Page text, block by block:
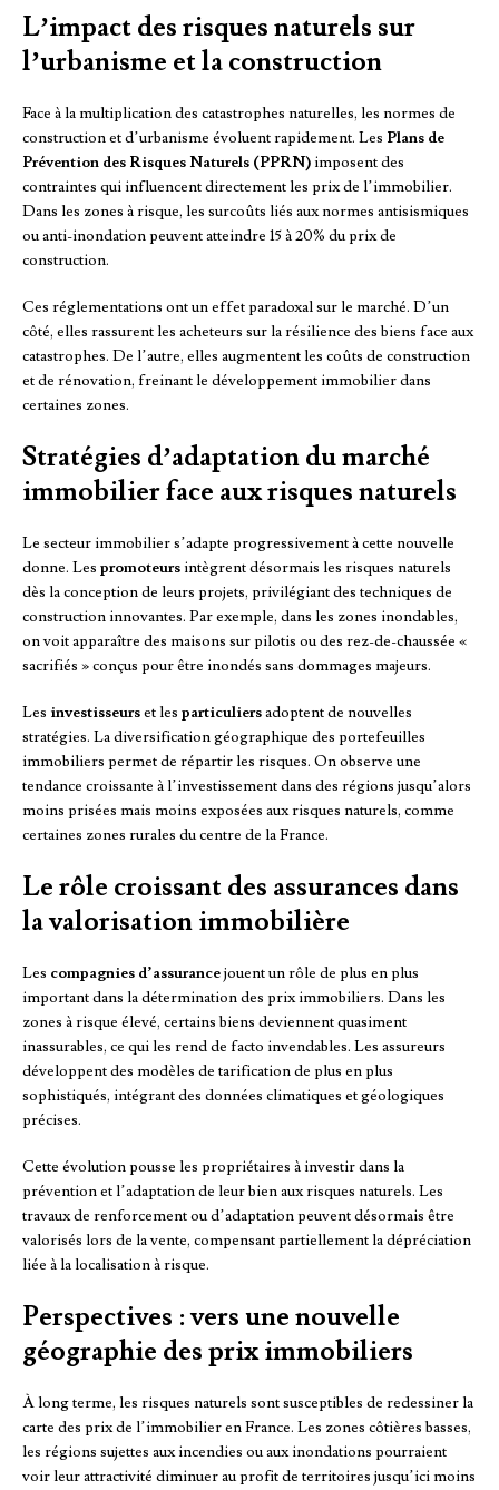
L’impact des risques naturels sur
l’urbanisme et la construction
Face à la multiplication des catastrophes naturelles, les normes de
construction et d’urbanisme évoluent rapidement. Les Plans de
Prévention des Risques Naturels (PPRN)imposent des
contraintes qui influencent directement les prix de l’immobilier.
Dans les zones à risque, les surcoûts liés aux normes antisismiques
ou anti-inondation peuvent atteindre 15 à 20% du prix de
construction.
Ces réglementations ont un effet paradoxal sur le marché. D’un
côté, elles rassurent les acheteurs sur la résilience des biens face aux
catastrophes. De l’autre, elles augmentent les coûts de construction
et de rénovation, freinant le développement immobilier dans
certaines zones.
Stratégies d’adaptation du marché
immobilier face aux risques naturels
Le secteur immobilier s’adapte progressivement à cette nouvelle
donne. Les promoteursintègrent désormais les risques naturels
dès la conception de leurs projets, privilégiant des techniques de
construction innovantes. Par exemple, dans les zones inondables,
on voit apparaître des maisons sur pilotis ou des rez-de-chaussée «
sacrifiés » conçus pour être inondés sans dommages majeurs.
Les investisseurset les particuliersadoptent de nouvelles
stratégies. La diversification géographique des portefeuilles
immobiliers permet de répartir les risques. On observe une
tendance croissante à l’investissement dans des régions jusqu’alors
moins prisées mais moins exposées aux risques naturels, comme
certaines zones rurales du centre de la France.
Le rôle croissant des assurances dans
la valorisation immobilière
Les compagnies d’assurancejouent un rôle de plus en plus
important dans la détermination des prix immobiliers. Dans les
zones à risque élevé, certains biens deviennent quasiment
inassurables, ce qui les rend de facto invendables. Les assureurs
développent des modèles de tarification de plus en plus
sophistiqués, intégrant des données climatiques et géologiques
précises.
Cette évolution pousse les propriétaires à investir dans la
prévention et l’adaptation de leur bien aux risques naturels. Les
travaux de renforcement ou d’adaptation peuvent désormais être
valorisés lors de la vente, compensant partiellement la dépréciation
liée à la localisation à risque.
Perspectives : vers une nouvelle
géographie des prix immobiliers
À long terme, les risques naturels sont susceptibles de redessiner la
carte des prix de l’immobilier en France. Les zones côtières basses,
les régions sujettes aux incendies ou aux inondations pourraient
voir leur attractivité diminuer au profit de territoires jusqu’ici moins